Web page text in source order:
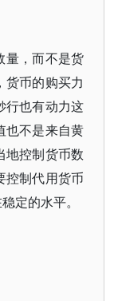
量，而不是货
货币的购买力
行也有动力这
也不是来自黄
地控制货币数
控制代用货币
定的水平。